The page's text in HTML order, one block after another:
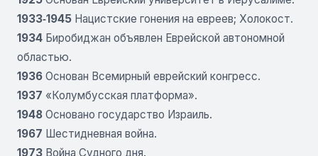
1933‑1945 Нацистские гонения на евреев; Холокост.
1934 Биробиджан объявлен Еврейской автономной
областью.
1936 Основан Всемирный еврейский конгресс.
1937 «Колумбусская платформа».
1948 Основано государство Израиль.
1967 Шестидневная война.
1973 Война Судного дня.